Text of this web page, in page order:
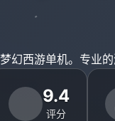
梦幻西游单机。专业
9.4
评分